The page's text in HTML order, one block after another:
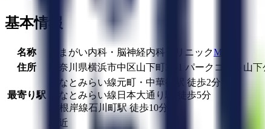
基本情報
名称 くまがい内科・脳神経内科クリニックMAP
住所
神奈川県横浜市中区山下町30-1 パークコート山
最寄り駅
みなとみらい線元町・中華街駅 徒歩2分
みなとみらい線 日本大通り駅 徒歩5分
JR根岸線石川町駅 徒歩10分
駅近